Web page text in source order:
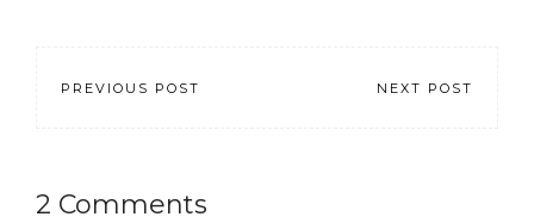
PREVIOUS POST NEXT POST
2 Comments